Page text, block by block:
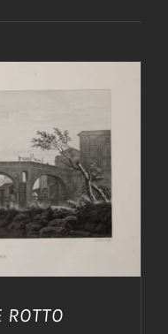
/ DETTAGLI
ROTTO